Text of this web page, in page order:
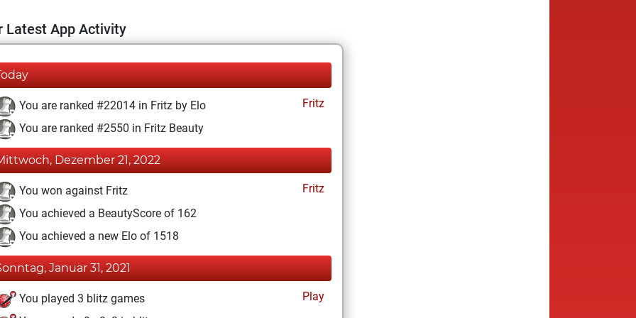
Latest App Activity
You are ranked #22014 in Fritz by Elo
Fritz
You are ranked #2550 in Fritz Beauty
Dezember 21, 2022
You won against Fritz
Fritz
You achieved a BeautyScore of 162
You achieved a new Elo of 1518
Januar 31, 2021
You played 3 blitz games
Play